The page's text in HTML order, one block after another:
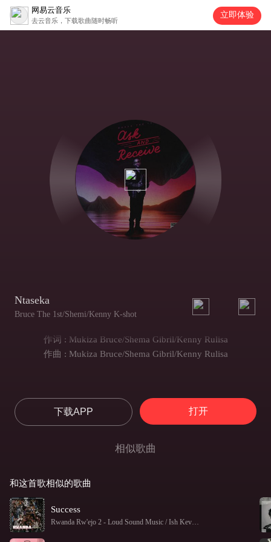
网易云音乐
去云音乐，下载歌曲随时畅听
立即体验
Ntaseka
Bruce The 1st/Shemi/Kenny K-shot
作词 : Mukiza Bruce/Shema Gibril/Kenny Rulisa
作曲 : Mukiza Bruce/Shema Gibril/Kenny Rulisa
下载APP 打开
相似歌曲
和这首歌相似的歌曲
Success
Rwanda Rw'ejo 2 - Loud Sound Music / Ish Kevin / Trizzie Ninety Six / Logan Joe / Kenny K-shot